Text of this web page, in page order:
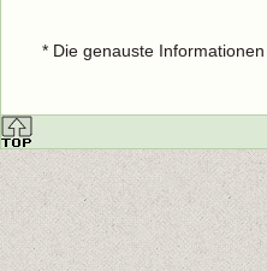
* Die genauste